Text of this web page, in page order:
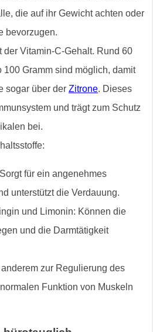
die auf ihr Gewicht achten oder
bevorzugen.
der Vitamin-C-Gehalt. Rund 60
100 Gramm sind möglich, damit
sogar über der Zitrone. Dieses
und trägt zum Schutz
bei.
für ein angenehmes
unterstützt die Verdauung.
und Limonin: Können die
und die Darmtätigkeit
zur Regulierung des
Funktion von Muskeln